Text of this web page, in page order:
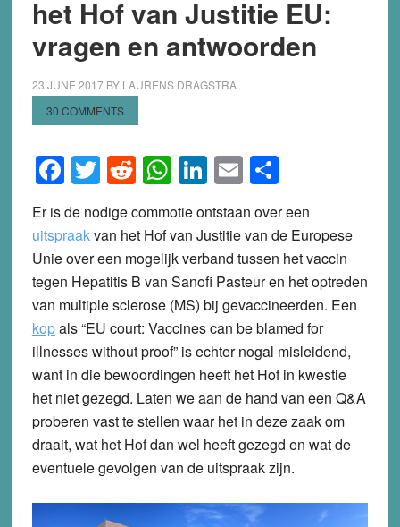
het Hof van Justitie EU:
vragen en antwoorden
23 JUNE 2017BY LAURENS DRAGSTRA
30 COMMENTS
Facebook
Twitter
Reddit
WhatsApp
LinkedIn
EmailShare
Er is de nodige commotie ontstaan over een
uitspraakvan het Hof van Justitie van de Europese
Unie over een mogelijk verband tussen het vaccin
tegen Hepatitis B van Sanofi Pasteur en het optreden
van multiple sclerose (MS) bij gevaccineerden. Een
kopals “EU court: Vaccines can be blamed for
illnesses without proof” is echter nogal misleidend,
want in die bewoordingen heeft het Hof in kwestie
het niet gezegd. Laten we aan de hand van een Q&A
proberen vast te stellen waar het in deze zaak om
draait, wat het Hof dan wel heeft gezegd en wat de
eventuele gevolgen van de uitspraak zijn.